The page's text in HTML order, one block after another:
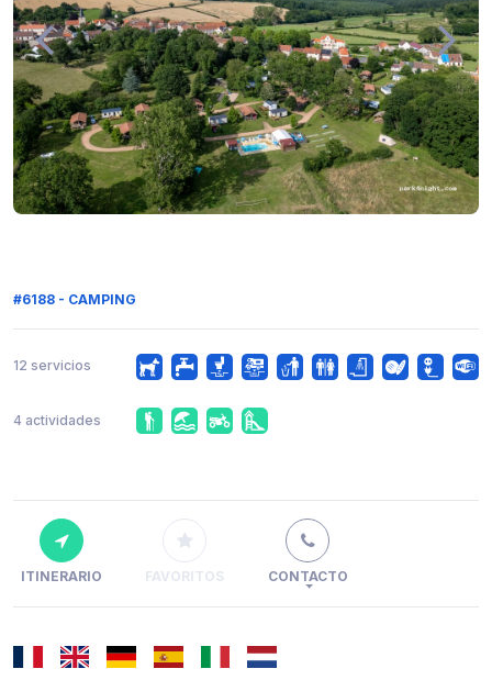
#6188 - CAMPING
12 servicios
4 actividades
ITINERARIO FAVORITOS CONTACTO